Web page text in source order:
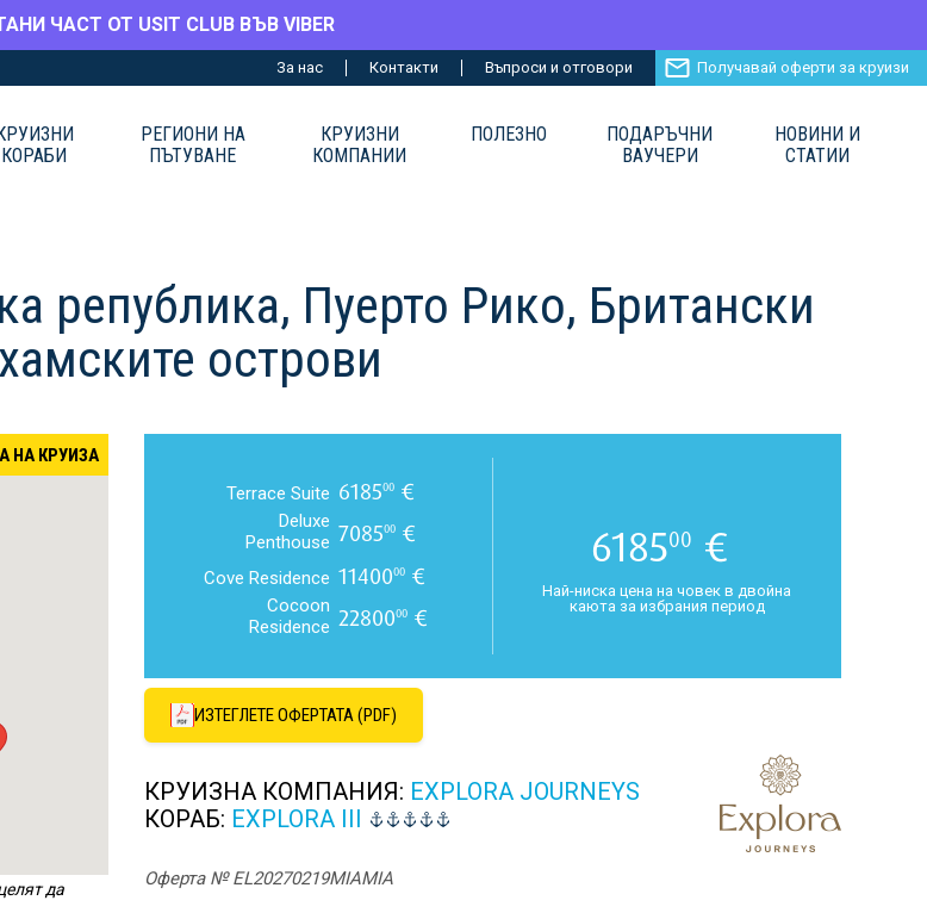
ЧАСТ ОТ USIT CLUB ВЪВ VIBER
За нас Контакти Въпроси и отговори Получавай оферти за круизи
КОРАБИ
РЕГИОНИ НА
ПЪТУВАНЕ
КРУИЗНИ
КОМПАНИИ
ПОЛЕЗНО
ПОДАРЪЧНИ
ВАУЧЕРИ
НОВИНИ И
СТАТИИ
република, Пуерто Рико, Британски
острови
НА КРУИЗА
да
Terrace Suite 618500 €
Deluxe
Penthouse 708500 €
Cove Residence 1140000 €
Cocoon
Residence 2280000 €
618500 €
Най-ниска цена на човек в двойна
каюта за избрания период
ИЗТЕГЛЕТЕ ОФЕРТАТА (PDF)
КРУИЗНА КОМПАНИЯ: EXPLORA JOURNEYS
КОРАБ: EXPLORA III
Оферта № EL20270219MIAMIA